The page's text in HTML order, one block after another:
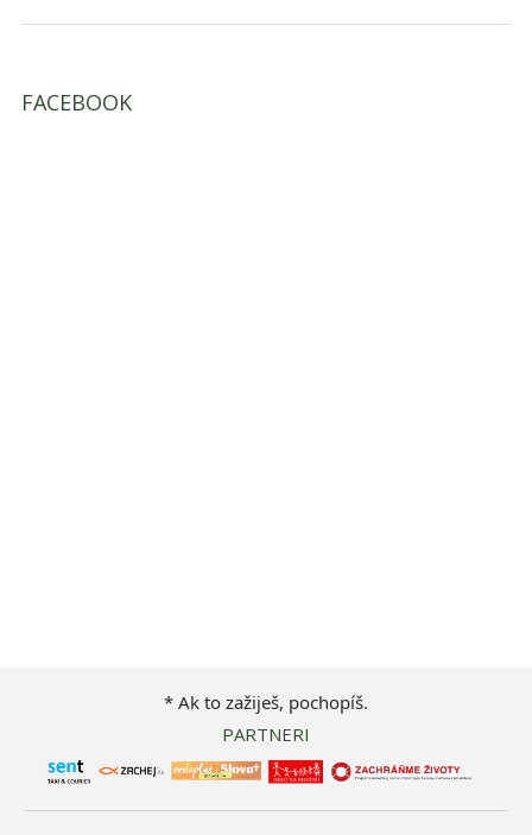
FACEBOOK
* Ak to zažiješ, pochopíš.
PARTNERI